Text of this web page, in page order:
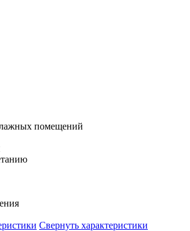
помещений
Свернуть характеристики